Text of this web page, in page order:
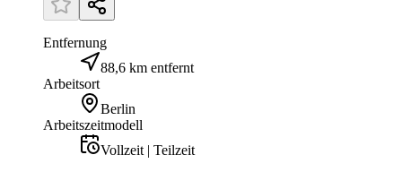
Entfernung
88,6 km entfernt
Arbeitsort
Berlin
Arbeitszeitmodell
Vollzeit | Teilzeit